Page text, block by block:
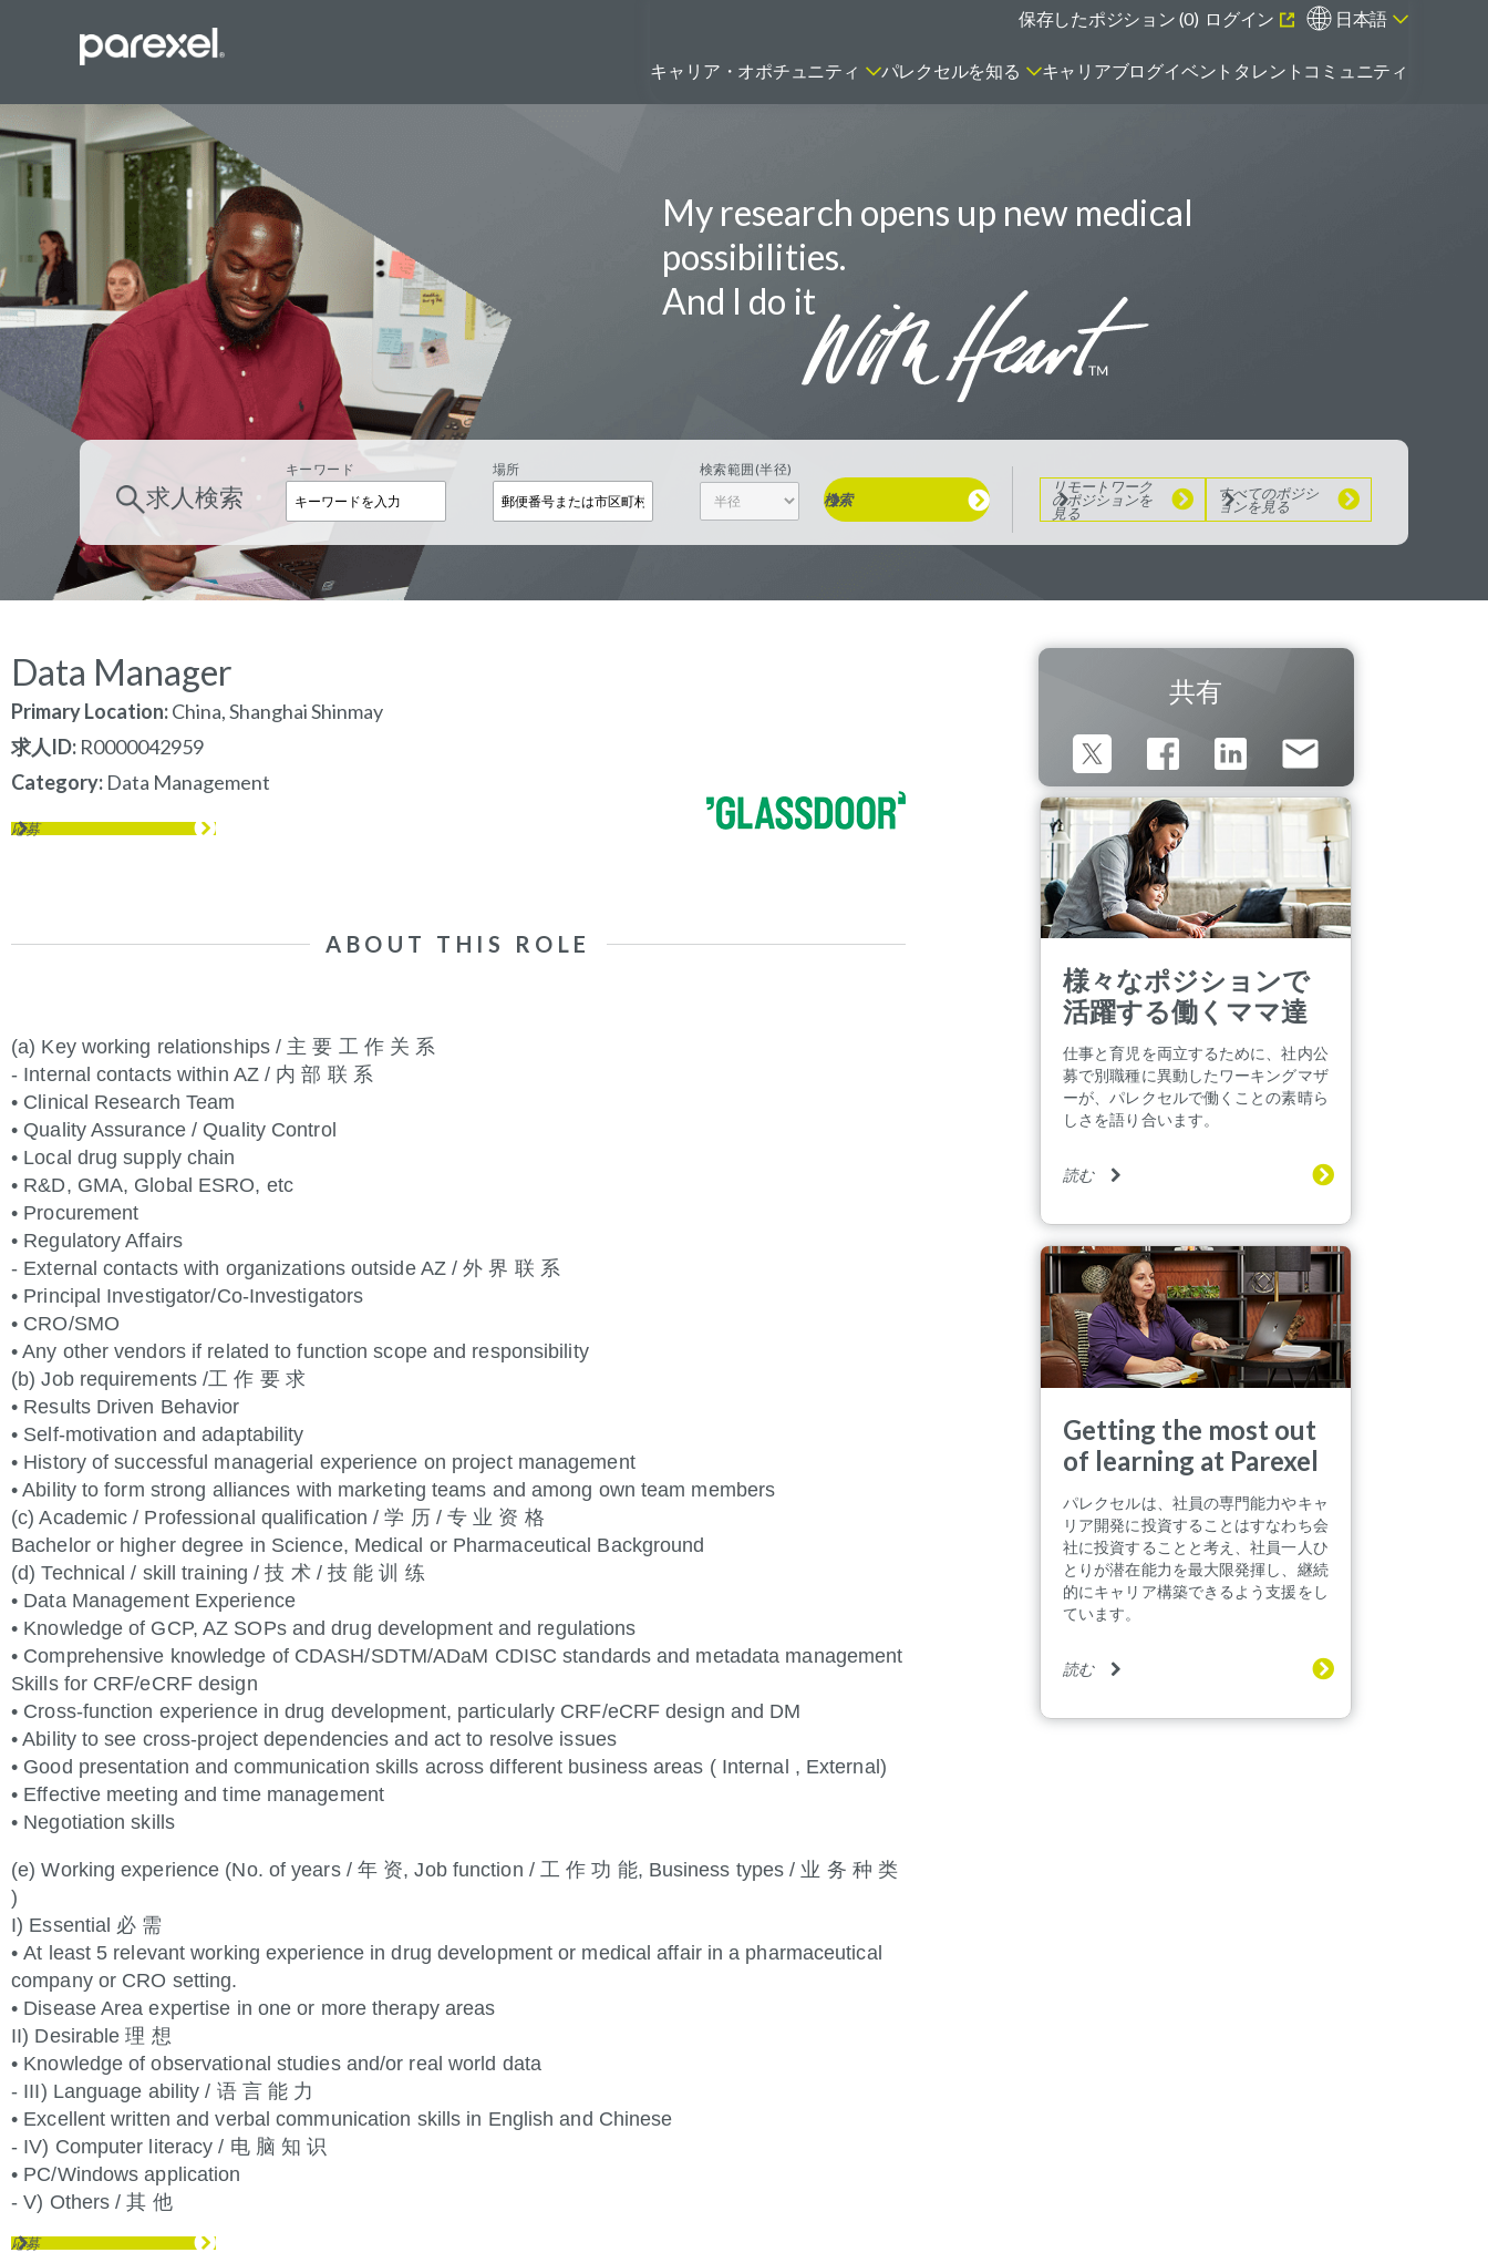
日本語
ログイン
保存したポジション (0)
キャリア・オポチュニティ
データーマネージャー
プロジェクトリーダー
レギュラトリーコンサルタント
SASプログラマー
FSPのポジションを見る
バイオテック関連のポジションを
エマージング・タレントとは
見る
パレクセルを知る キャリアブログイベント タレントコミュニティ
My research opens up new medical
possibilities.
And I do it
求人検索
キーワード 場所 検索範囲(半径)
検索
リモートワーク
のポジションを
見る
すべてのポジシ
ョンを見る
Data Manager
Primary Location:China, Shanghai Shinmay
求人ID R0000042959
Category Data Management
応募
ABOUT THIS ROLE
(a) Key working relationships / 主 要 工 作 关 系
- Internal contacts within AZ / 内 部 联 系
• Clinical Research Team
• Quality Assurance / Quality Control
• Local drug supply chain
• R&D, GMA, Global ESRO, etc
• Procurement
• Regulatory Affairs
- External contacts with organizations outside AZ / 外 界 联 系
• Principal Investigator/Co-Investigators
• CRO/SMO
• Any other vendors if related to function scope and responsibility
(b) Job requirements /工 作 要 求
• Results Driven Behavior
• Self-motivation and adaptability
• History of successful managerial experience on project management
• Ability to form strong alliances with marketing teams and among own team members
(c) Academic / Professional qualification / 学 历 / 专 业 资 格
Bachelor or higher degree in Science, Medical or Pharmaceutical Background
(d) Technical / skill training / 技 术 / 技 能 训 练
• Data Management Experience
• Knowledge of GCP, AZ SOPs and drug development and regulations
• Comprehensive knowledge of CDASH/SDTM/ADaM CDISC standards and metadata management
Skills for CRF/eCRF design
• Cross-function experience in drug development, particularly CRF/eCRF design and DM
• Ability to see cross-project dependencies and act to resolve issues
• Good presentation and communication skills across different business areas ( Internal , External)
• Effective meeting and time management
• Negotiation skills
(e) Working experience (No. of years / 年 资, Job function / 工 作 功 能, Business types / 业 务 种 类
)
I) Essential 必 需
• At least 5 relevant working experience in drug development or medical affair in a pharmaceutical
company or CRO setting.
• Disease Area expertise in one or more therapy areas
II) Desirable 理 想
• Knowledge of observational studies and/or real world data
- III) Language ability / 语 言 能 力
• Excellent written and verbal communication skills in English and Chinese
- IV) Computer literacy / 电 脑 知 识
• PC/Windows application
- V) Others / 其 他
応募
共有
様々なポジションで
活躍する働くママ達
仕事と育児を両立するために、社内公
募で別職種に異動したワーキングマザ
ーが、パレクセルで働くことの素晴ら
しさを語り合います。
読む
Getting the most out
of learning at Parexel
パレクセルは、社員の専門能力やキャ
リア開発に投資することはすなわち会
社に投資することと考え、社員一人ひ
とりが潜在能力を最大限発揮し、継続
的にキャリア構築できるよう支援をし
ています。
読む